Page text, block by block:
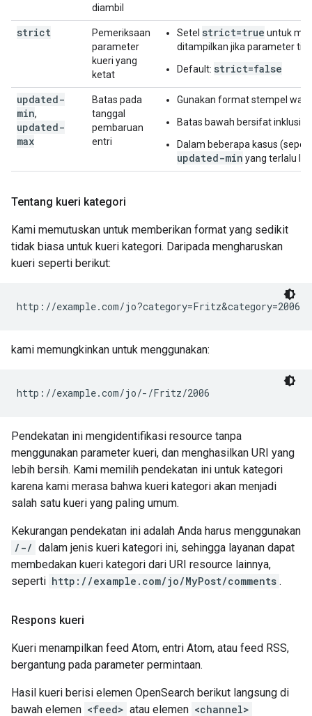
diambil
strict
Pemeriksaan
parameter
kueri yang
ketat
Setel strict=true untuk
ditampilkan jika parameter
Default: strict=false
updated-
min,
updated-
max
Batas pada
tanggal
pembaruan
entri
Gunakan format stempel
Batas bawah bersifat
Dalam beberapa kasus
updated-min yang terlalu
Tentang kueri kategori
Kami memutuskan untuk memberikan format yang sedikit
tidak biasa untuk kueri kategori. Daripada mengharuskan
kueri seperti berikut:
kami memungkinkan untuk menggunakan:
Pendekatan ini mengidentifikasi resource tanpa
menggunakan parameter kueri, dan menghasilkan URI yang
lebih bersih. Kami memilih pendekatan ini untuk kategori
karena kami merasa bahwa kueri kategori akan menjadi
salah satu kueri yang paling umum.
Kekurangan pendekatan ini adalah Anda harus menggunakan
/-/ dalam jenis kueri kategori ini, sehingga layanan dapat
membedakan kueri kategori dari URI resource lainnya,
seperti http://example.com/jo/MyPost/comments .
Respons kueri
Kueri menampilkan feed Atom, entri Atom, atau feed RSS,
bergantung pada parameter permintaan.
Hasil kueri berisi elemen OpenSearch berikut langsung di
bawah elemen <feed> atau elemen <channel>